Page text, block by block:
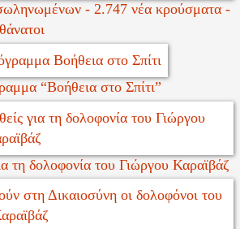
- 2.747 νέα κρούσματα -
“Βοήθεια στο Σπίτι”
τη δολοφονία του Γιώργου Καραϊβάζ